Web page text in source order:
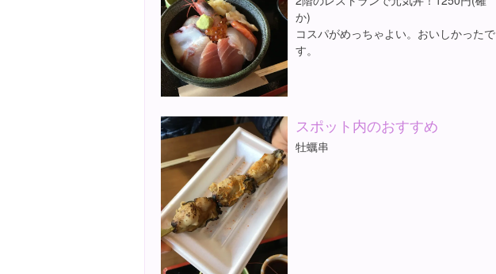
か)
コスパがめっちゃよい。おいしかったで
す。
スポット内のおすすめ
牡蠣串